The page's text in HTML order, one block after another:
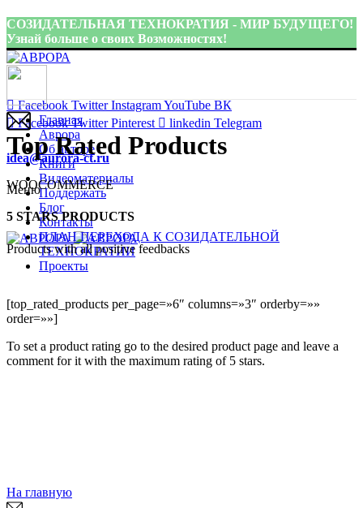
СОЗИДАТЕЛЬНАЯ ТЕХНОКРАТИЯ - МИР БУДУЩЕГО!
Узнай больше о своих Возможностях!
Присоединиться:
Facebook Twitter InstagramYouTube ВК
Facebook Twitter Pinterest linkedin Telegram
idea@aurora-ct.ru
Меню
Главная
Аврора
Об авторе
Книги
Видеоматериалы
Поддержать
Блог
Контакты
ПЛАН ПЕРЕХОДА К СОЗИДАТЕЛЬНОЙ
ТЕХНОКРАТИИ
Проекты
Top Rated Products
WOOCOMMERCE
5 STARS PRODUCTS
Products with all positive feedbacks
[top_rated_products per_page=»6″ columns=»3″ orderby=»»
order=»»]
To set a product rating go to the desired product page and leave a
comment for it with the maximum rating of 5 stars.
На главную